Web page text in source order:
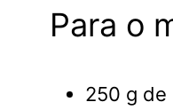
Para o
250 g de